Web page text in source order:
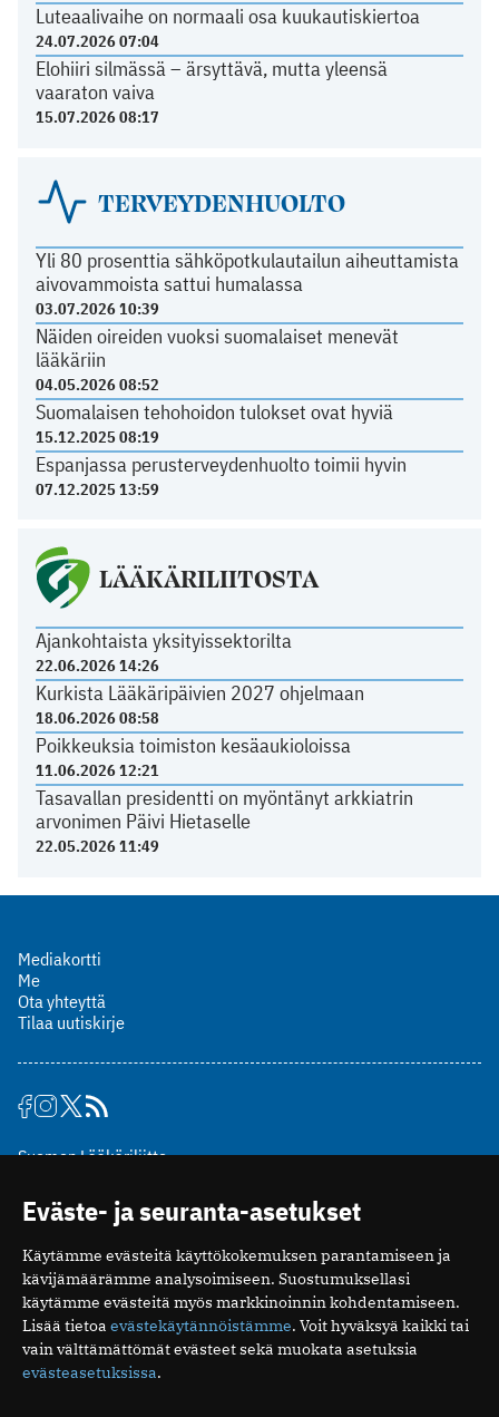
Luteaalivaihe on normaali osa kuukautiskiertoa
24.07.2026 07:04
Elohiiri silmässä – ärsyttävä, mutta yleensä
vaaraton vaiva
15.07.2026 08:17
TERVEYDENHUOLTO
Yli 80 prosenttia sähköpotkulautailun aiheuttamista
aivovammoista sattui humalassa
03.07.2026 10:39
Näiden oireiden vuoksi suomalaiset menevät
lääkäriin
04.05.2026 08:52
Suomalaisen tehohoidon tulokset ovat hyviä
15.12.2025 08:19
Espanjassa perusterveydenhuolto toimii hyvin
07.12.2025 13:59
LÄÄKÄRILIITOSTA
Ajankohtaista yksityissektorilta
22.06.2026 14:26
Kurkista Lääkäripäivien 2027 ohjelmaan
18.06.2026 08:58
Poikkeuksia toimiston kesäaukioloissa
11.06.2026 12:21
Tasavallan presidentti on myöntänyt arkkiatrin
arvonimen Päivi Hietaselle
22.05.2026 11:49
Mediakortti
Me
Ota yhteyttä
Tilaa uutiskirje
Suomen Lääkäriliitto
00510 Helsinki
puh. (09) 393 091
toimitus@potilaanlaakarilehti.fi
ISSN 2323-9476
Eväste- ja seuranta-asetukset
Käytämme evästeitä käyttökokemuksen parantamiseen ja
kävijämäärämme analysoimiseen. Suostumuksellasi
käytämme evästeitä myös markkinoinnin kohdentamiseen.
Lisää tietoa evästekäytännöistämme. Voit hyväksyä kaikki tai
vain välttämättömät evästeet sekä muokata asetuksia
evästeasetuksissa.